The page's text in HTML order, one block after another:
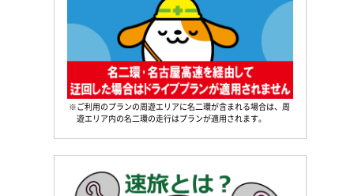
※ご利用のプランの周遊エリアに名二環が含まれる場合は、周
遊エリア内の名二環の走行はプランが適用されます。